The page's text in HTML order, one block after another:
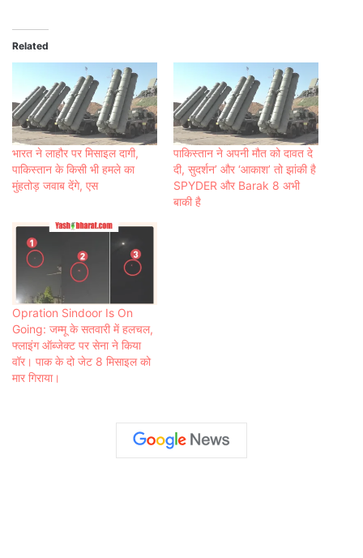
Related
भारत ने लाहौर पर मि‍साइल दागी,
पाकि‍स्‍तान के कि‍सी भी हमले का
मुंहतोड़ जवाब देंगे, एस
पाकिस्तान ने अपनी मौत को दावत दे
दी, सुदर्शन’ और ‘आकाश’ तो झांकी है
SPYDER और Barak 8 अभी
बाकी है
Opration Sindoor Is On
Going: जम्मू के सतवारी में हलचल,
फ्लाइंग ऑब्जेक्ट पर सेना ने किया
वॉर। पाक के दो जेट 8 मिसाइल को
मार गिराया।